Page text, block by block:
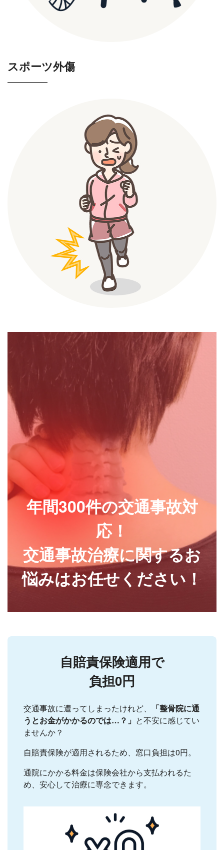
スポーツ外傷
年間300件の交通事故対
応！
交通事故治療に関するお
悩みはお任せください！
自賠責保険適用で
負担0円
交通事故に遭ってしまったけれど、
「整骨院に通
うとお金がかかるのでは…？」 と不安に感じてい
ませんか？
自賠責保険が適用されるため、窓口負担は0円。
通院にかかる料金は保険会社から支払われるた
め、安心して治療に専念できます。